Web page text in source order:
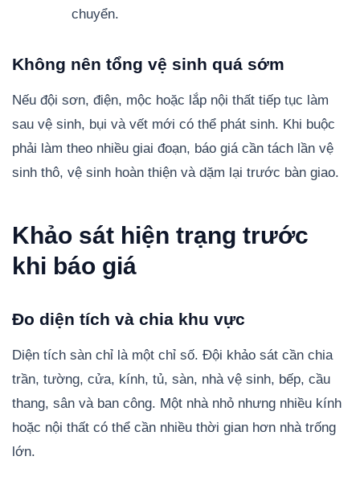
chuyển.
Không nên tổng vệ sinh quá sớm
Nếu đội sơn, điện, mộc hoặc lắp nội thất tiếp tục làm
sau vệ sinh, bụi và vết mới có thể phát sinh. Khi buộc
phải làm theo nhiều giai đoạn, báo giá cần tách lần vệ
sinh thô, vệ sinh hoàn thiện và dặm lại trước bàn giao.
Khảo sát hiện trạng trước
khi báo giá
Đo diện tích và chia khu vực
Diện tích sàn chỉ là một chỉ số. Đội khảo sát cần chia
trần, tường, cửa, kính, tủ, sàn, nhà vệ sinh, bếp, cầu
thang, sân và ban công. Một nhà nhỏ nhưng nhiều kính
hoặc nội thất có thể cần nhiều thời gian hơn nhà trống
lớn.